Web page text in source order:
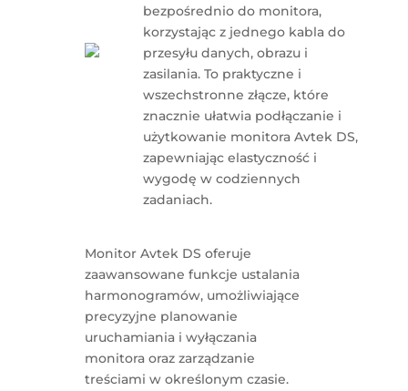
bezpośrednio do monitora,
korzystając z jednego kabla do
przesyłu danych, obrazu i
zasilania. To praktyczne i
wszechstronne złącze, które
znacznie ułatwia podłączanie i
użytkowanie monitora Avtek DS,
zapewniając elastyczność i
wygodę w codziennych
zadaniach.
Monitor Avtek DS oferuje
zaawansowane funkcje ustalania
harmonogramów, umożliwiające
precyzyjne planowanie
uruchamiania i wyłączania
monitora oraz zarządzanie
treściami w określonym czasie.